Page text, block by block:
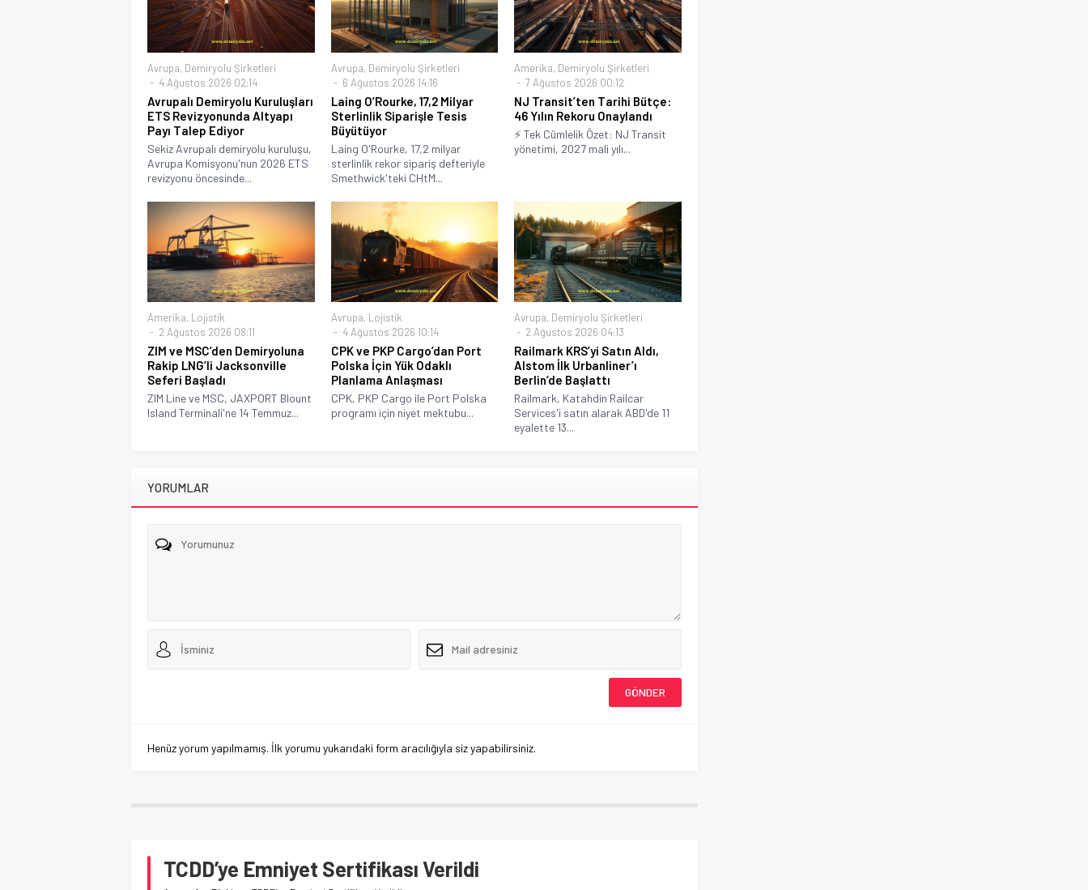
Avrupa, Demiryolu Şirketleri
4 Ağustos 2026 02:14
Avrupalı Demiryolu Kuruluşları
ETS Revizyonunda Altyapı
Payı Talep Ediyor
Sekiz Avrupalı demiryolu kuruluşu,
Avrupa Komisyonu'nun 2026 ETS
revizyonu öncesinde...
Avrupa, Demiryolu Şirketleri
6 Ağustos 2026 14:16
Laing O’Rourke, 17,2 Milyar
Sterlinlik Siparişle Tesis
Büyütüyor
Laing O'Rourke, 17,2 milyar
sterlinlik rekor sipariş defteriyle
Smethwick'teki CHtM...
Amerika, Demiryolu Şirketleri
7 Ağustos 2026 00:12
NJ Transit’ten Tarihi Bütçe:
46 Yılın Rekoru Onaylandı
⚡ Tek Cümlelik Özet: NJ Transit
yönetimi, 2027 mali yılı...
Amerika, Lojistik
2 Ağustos 2026 08:11
ZIM ve MSC’den Demiryoluna
Rakip LNG’li Jacksonville
Seferi Başladı
ZIM Line ve MSC, JAXPORT Blount
Island Terminali'ne 14 Temmuz...
Avrupa, Lojistik
4 Ağustos 2026 10:14
CPK ve PKP Cargo’dan Port
Polska İçin Yük Odaklı
Planlama Anlaşması
CPK, PKP Cargo ile Port Polska
programı için niyet mektubu...
Avrupa, Demiryolu Şirketleri
2 Ağustos 2026 04:13
Railmark KRS’yi Satın Aldı,
Alstom İlk Urbanliner’ı
Berlin’de Başlattı
Railmark, Katahdin Railcar
Services'i satın alarak ABD'de 11
eyalette 13...
YORUMLAR
Henüz yorum yapılmamış. İlk yorumu yukarıdaki form aracılığıyla siz yapabilirsiniz.
TCDD’ye Emniyet Sertifikası Verildi